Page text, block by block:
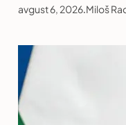
avgust 6, 2026.Miloš